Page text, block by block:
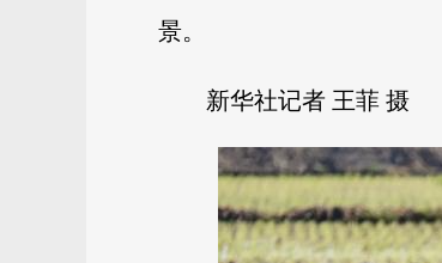
景。
新华社记者 王菲 摄